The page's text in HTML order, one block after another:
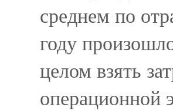
среднем по
году
целом взять
операционной